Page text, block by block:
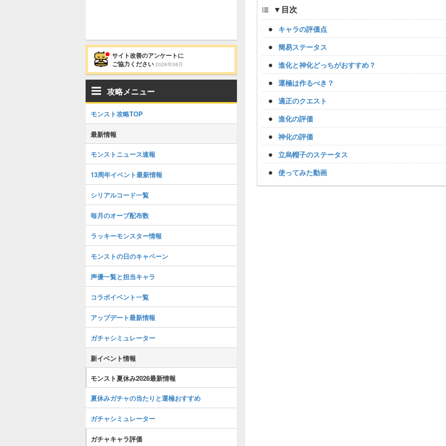
▼ 目次
キャラの評価点
簡易ステータス
進化と神化どっちがおすすめ？
運極は作るべき？
適正のクエスト
進化の評価
神化の評価
立烏帽子のステータス
使ってみた動画
サイト改善のアンケートに
ご協力ください 2026年08月
攻略メニュー
モンスト攻略TOP
最新情報
モンストニュース速報
13周年イベント最新情報
シリアルコード一覧
毎月のオーブ配布数
ラッキーモンスター情報
モンストの日のキャペーン
声優一覧と担当キャラ
コラボイベント一覧
アップデート最新情報
ガチャシミュレーター
新イベント情報
モンスト夏休み2026最新情報
夏休みガチャの当たりと運極おすすめ
ガチャシミュレーター
ガチャキャラ評価